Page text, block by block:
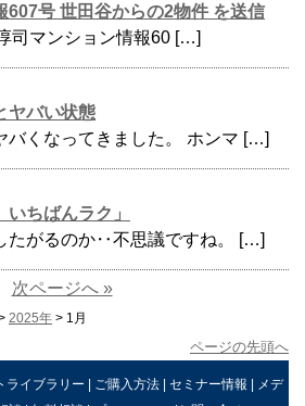
607号 世田谷からの2物件 を送信
司マンション情報60 […]
ヤバい状態
バくなってきました。 ホンマ […]
ちばんラク」
たがるのか‥不思議ですね。 […]
次ページへ »
2025年 > 1月
ページの先頭へ
ライブラリー | ご購入方法 | セミナー情報 | メデ